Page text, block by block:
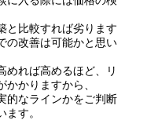
と比較すれば劣ります
の改善は可能かと思い
めれば高めるほど、リ
かかりますから、
的なラインかをご判断
す。